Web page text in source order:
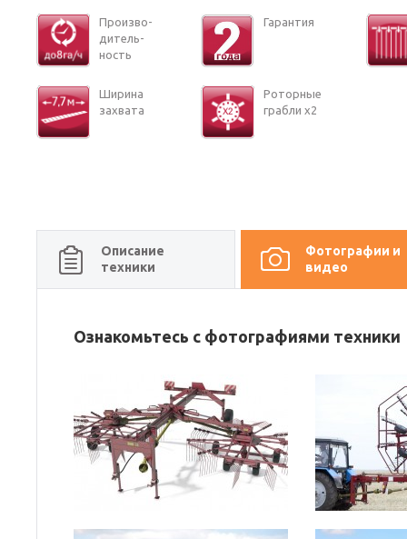
Про­из­во­
ди­тель­
ность
Га­ран­тия
Ши­ри­на
за­хва­та
Ро­тор­ные
граб­ли x2
Описание
техники
Фотографии и
видео
Ознакомьтесь с фотографиями техники